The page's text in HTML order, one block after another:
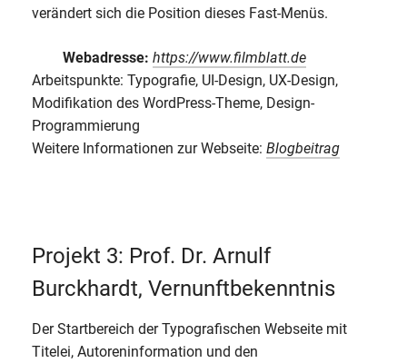
verändert sich die Position dieses Fast-Menüs.
Webadresse: https://www.filmblatt.de
Arbeitspunkte: Typografie, UI-Design, UX-Design,
Modifikation des WordPress-Theme, Design-
Programmierung
Weitere Informationen zur Webseite:Blogbeitrag
Projekt 3: Prof. Dr. Arnulf
Burckhardt, Vernunftbekenntnis
Der Startbereich der Typografischen Webseite mit
Titelei, Autoreninformation und den